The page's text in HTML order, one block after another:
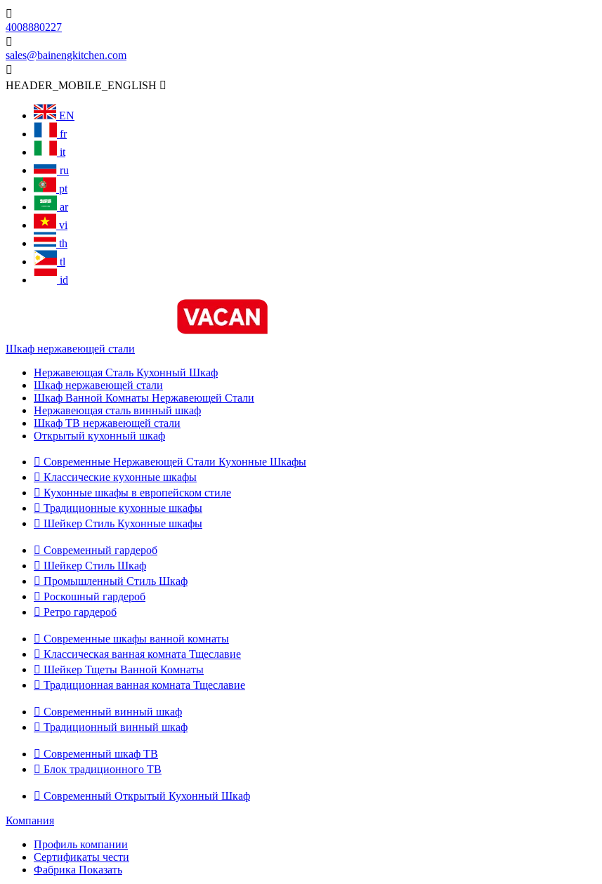

4008880227

sales@bainengkitchen.com

HEADER_MOBILE_ENGLISH 
EN
fr
it
ru
pt
ar
vi
th
tl
id
Шкаф нержавеющей стали
Нержавеющая Сталь Кухонный Шкаф
Шкаф нержавеющей стали
Шкаф Ванной Комнаты Нержавеющей Стали
Нержавеющая сталь винный шкаф
Шкаф ТВ нержавеющей стали
Открытый кухонный шкаф
 Современные Нержавеющей Стали Кухонные Шкафы
 Классические кухонные шкафы
 Кухонные шкафы в европейском стиле
 Традиционные кухонные шкафы
 Шейкер Стиль Кухонные шкафы
 Современный гардероб
 Шейкер Стиль Шкаф
 Промышленный Стиль Шкаф
 Роскошный гардероб
 Ретро гардероб
 Современные шкафы ванной комнаты
 Классическая ванная комната Тщеславие
 Шейкер Тщеты Ванной Комнаты
 Традиционная ванная комната Тщеславие
 Современный винный шкаф
 Традиционный винный шкаф
 Современный шкаф ТВ
 Блок традиционного ТВ
 Современный Открытый Кухонный Шкаф
Компания
Профиль компании
Сертификаты чести
Фабрика Показать